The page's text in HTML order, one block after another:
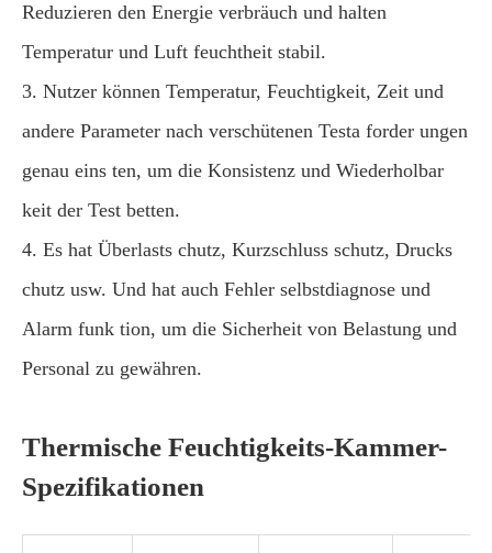
Reduzieren den Energie verbräuch und halten
Temperatur und Luft feuchtheit stabil.
3. Nutzer können Temperatur, Feuchtigkeit, Zeit und
andere Parameter nach verschütenen Testa forder ungen
genau eins ten, um die Konsistenz und Wiederholbar
keit der Test betten.
4. Es hat Überlasts chutz, Kurzschluss schutz, Drucks
chutz usw. Und hat auch Fehler selbstdiagnose und
Alarm funk tion, um die Sicherheit von Belastung und
Personal zu gewähren.
Thermische Feuchtigkeits-Kammer-
Spezifikationen